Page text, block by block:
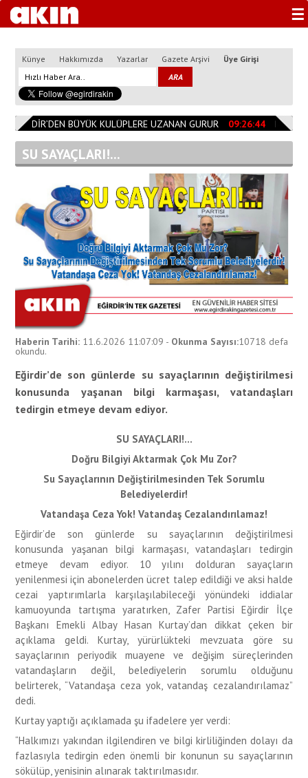
☰
Künye Hakkımızda Yazarlar Gazete Arşivi Üye Girişi
EĞİRDİR’DEN BÜYÜK KULÜPLERE UZANAN GURUR 09:26:44 Başkan
SU SAYAÇLARI!...
Haberin Tarihi: 11.6.2026 11:07:09 - Okunma Sayısı:10718 defa
okundu.
Eğirdir’de son günlerde su sayaçlarının değiştirilmesi
konusunda yaşanan bilgi karmaşası, vatandaşları
tedirgin etmeye devam ediyor.
SU SAYAÇLARI!...
Doğru Bilgiyi Aktarmak Çok Mu Zor?
Su Sayaçlarının Değiştirilmesinden Tek Sorumlu
Belediyelerdir!
Vatandaşa Ceza Yok! Vatandaş Cezalandırılamaz!
Eğirdir’de son günlerde su sayaçlarının değiştirilmesi
konusunda yaşanan bilgi karmaşası, vatandaşları tedirgin
etmeye devam ediyor. 10 yılını dolduran sayaçların
yenilenmesi için abonelerden ücret talep edildiği ve aksi halde
cezai yaptırımlarla karşılaşılabileceği yönündeki iddialar
kamuoyunda tartışma yaratırken, Zafer Partisi Eğirdir İlçe
Başkanı Emekli Albay Hasan Kurtay’dan dikkat çeken bir
açıklama geldi. Kurtay, yürürlükteki mevzuata göre su
sayaçlarının periyodik muayene ve değişim süreçlerinden
vatandaşların değil, belediyelerin sorumlu olduğunu
belirterek, “Vatandaşa ceza yok, vatandaş cezalandırılamaz”
dedi.
Kurtay yaptığı açıklamada şu ifadelere yer verdi:
“Halkımızı yakından ilgilendiren ve bilgi kirliliğinden dolayı da
fazlasıyla tedirgin eden önemli bir konunun su sayaçlarının
sökülüp, yenisinin alınarak taktırılmasıdır.